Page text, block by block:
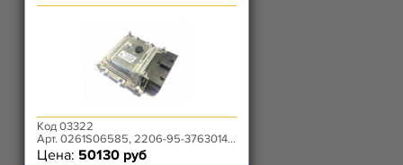
Код 03322
Арт. 0261S06585, 2206-95-3763014-00
Цена: 50130 руб